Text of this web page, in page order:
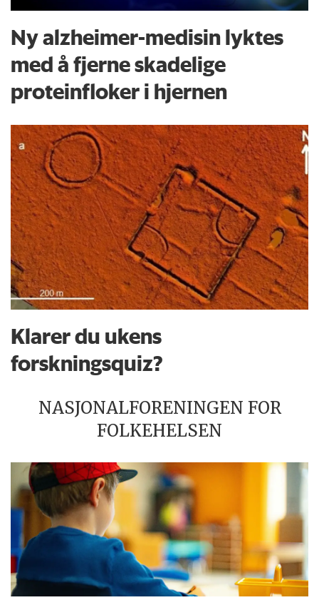
Ny alzheimer-medisin lyktes
med å fjerne skadelige
proteinfloker i hjernen
Klarer du ukens
forskningsquiz?
NASJONALFORENINGEN FOR
FOLKEHELSEN